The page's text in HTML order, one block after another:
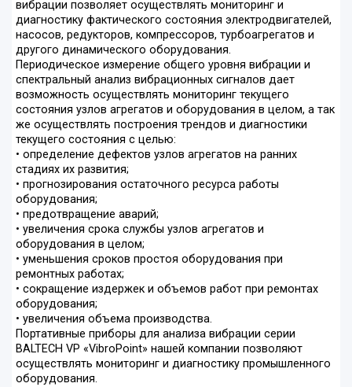
вибрации позволяет осуществлять мониторинг и
диагностику фактического состояния электродвигателей,
насосов, редукторов, компрессоров, турбоагрегатов и
другого динамического оборудования.
Периодическое измерение общего уровня вибрации и
спектральный анализ вибрационных сигналов дает
возможность осуществлять мониторинг текущего
состояния узлов агрегатов и оборудования в целом, а так
же осуществлять построения трендов и диагностики
текущего состояния с целью:
• определение дефектов узлов агрегатов на ранних
стадиях их развития;
• прогнозирования остаточного ресурса работы
оборудования;
• предотвращение аварий;
• увеличения срока службы узлов агрегатов и
оборудования в целом;
• уменьшения сроков простоя оборудования при
ремонтных работах;
• сокращение издержек и объемов работ при ремонтах
оборудования;
• увеличения объема производства.
Портативные приборы для анализа вибрации серии
BALTECH VP «VibroPoint» нашей компании позволяют
осуществлять мониторинг и диагностику промышленного
оборудования.